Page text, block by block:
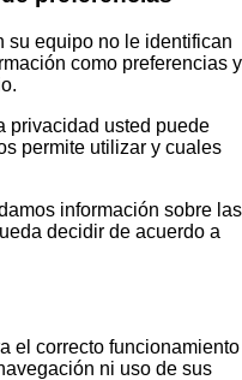
su equipo no le identifican
como preferencias y
privacidad usted puede
permite utilizar y cuales
información sobre las
decidir de acuerdo a
el correcto funcionamiento
ni uso de sus